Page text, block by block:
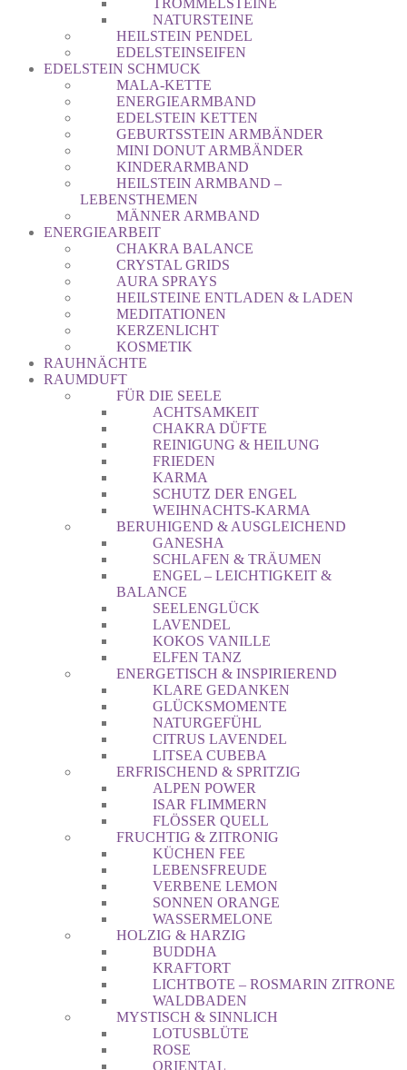
TROMMELSTEINE
NATURSTEINE
HEILSTEIN PENDEL
EDELSTEINSEIFEN
EDELSTEIN SCHMUCK
MALA-KETTE
ENERGIEARMBAND
EDELSTEIN KETTEN
GEBURTSSTEIN ARMBÄNDER
MINI DONUT ARMBÄNDER
KINDERARMBAND
HEILSTEIN ARMBAND –
LEBENSTHEMEN
MÄNNER ARMBAND
ENERGIEARBEIT
CHAKRA BALANCE
CRYSTAL GRIDS
AURA SPRAYS
HEILSTEINE ENTLADEN & LADEN
MEDITATIONEN
KERZENLICHT
KOSMETIK
RAUHNÄCHTE
RAUMDUFT
FÜR DIE SEELE
ACHTSAMKEIT
CHAKRA DÜFTE
REINIGUNG & HEILUNG
FRIEDEN
KARMA
SCHUTZ DER ENGEL
WEIHNACHTS-KARMA
BERUHIGEND & AUSGLEICHEND
GANESHA
SCHLAFEN & TRÄUMEN
ENGEL – LEICHTIGKEIT &
BALANCE
SEELENGLÜCK
LAVENDEL
KOKOS VANILLE
ELFEN TANZ
ENERGETISCH & INSPIRIEREND
KLARE GEDANKEN
GLÜCKSMOMENTE
NATURGEFÜHL
CITRUS LAVENDEL
LITSEA CUBEBA
ERFRISCHEND & SPRITZIG
ALPEN POWER
ISAR FLIMMERN
FLÖSSER QUELL
FRUCHTIG & ZITRONIG
KÜCHEN FEE
LEBENSFREUDE
VERBENE LEMON
SONNEN ORANGE
WASSERMELONE
HOLZIG & HARZIG
BUDDHA
KRAFTORT
LICHTBOTE – ROSMARIN ZITRONE
WALDBADEN
MYSTISCH & SINNLICH
LOTUSBLÜTE
ROSE
ORIENTAL